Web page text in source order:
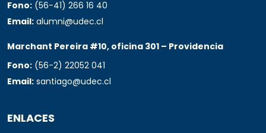
Fono: (56-41) 266 16 40
Email: alumni@udec.cl
Marchant Pereira #10, oficina 301 – Providencia
Fono: (56-2) 22052 041
Email: santiago@udec.cl
ENLACES